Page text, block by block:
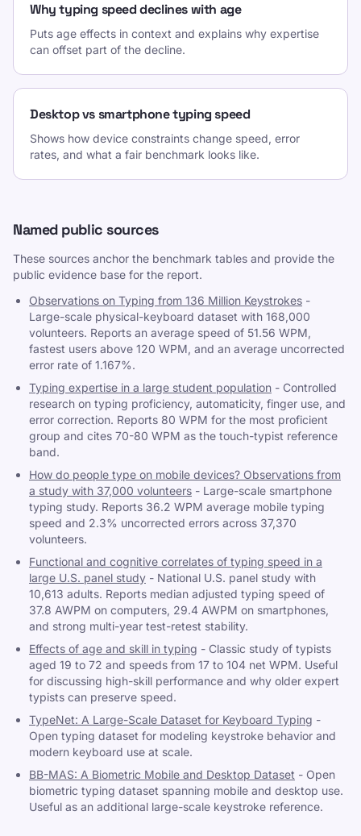
Why typing speed declines with age
Puts age effects in context and explains why expertise
can offset part of the decline.
Desktop vs smartphone typing speed
Shows how device constraints change speed, error
rates, and what a fair benchmark looks like.
Named public sources
These sources anchor the benchmark tables and provide the
public evidence base for the report.
Observations on Typing from 136 Million Keystrokes -
Large-scale physical-keyboard dataset with 168,000
volunteers. Reports an average speed of 51.56 WPM,
fastest users above 120 WPM, and an average uncorrected
error rate of 1.167%.
Typing expertise in a large student population - Controlled
research on typing proficiency, automaticity, finger use, and
error correction. Reports 80 WPM for the most proficient
group and cites 70-80 WPM as the touch-typist reference
band.
How do people type on mobile devices? Observations from
a study with 37,000 volunteers - Large-scale smartphone
typing study. Reports 36.2 WPM average mobile typing
speed and 2.3% uncorrected errors across 37,370
volunteers.
Functional and cognitive correlates of typing speed in a
large U.S. panel study - National U.S. panel study with
10,613 adults. Reports median adjusted typing speed of
37.8 AWPM on computers, 29.4 AWPM on smartphones,
and strong multi-year test-retest stability.
Effects of age and skill in typing - Classic study of typists
aged 19 to 72 and speeds from 17 to 104 net WPM. Useful
for discussing high-skill performance and why older expert
typists can preserve speed.
TypeNet: A Large-Scale Dataset for Keyboard Typing -
Open typing dataset for modeling keystroke behavior and
modern keyboard use at scale.
BB-MAS: A Biometric Mobile and Desktop Dataset - Open
biometric typing dataset spanning mobile and desktop use.
Useful as an additional large-scale keystroke reference.